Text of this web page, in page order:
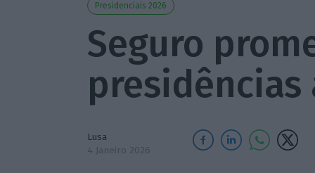
Presidenciais 2026
Seguro
presidências
Lusa
4 Janeiro 2026